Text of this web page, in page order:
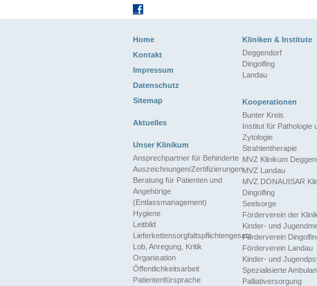
Home
Kontakt
Impressum
Datenschutz
Sitemap
Aktuelles
Unser Klinikum
Ansprechpartner für Behinderte
Auszeichnungen/Zertifizierungen
Beratung für Patienten und
Angehörige
(Entlassmanagement)
Hygiene
Leitbild
Lieferkettensorgfaltspflichtengesetz
Lob, Anregung, Kritik
Organisation
Öffentlichkeitsarbeit
Patientenfürsprache
Kliniken & Institute
Deggendorf
Dingolfing
Landau
Kooperationen
Bunter Kreis
Institut für Pathologie
Zytologie
Strahlentherapie
MVZ Klinikum
MVZ Landau
MVZ DONAUISAR
Dingolfing
Seelsorge
Förderverein der
Kinder- und
Förderverein
Förderverein Landau
Kinder- und
Spezialisierte
Palliativersorgung